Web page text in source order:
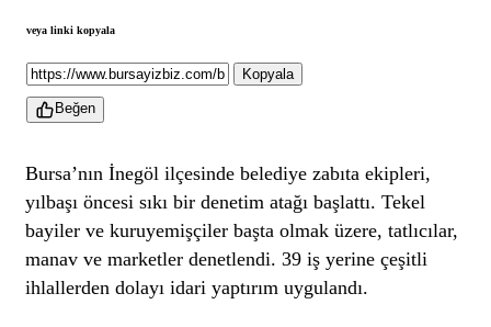
veya linki kopyala
Kopyala
Beğen
Bursa’nın İnegöl ilçesinde belediye zabıta ekipleri,
yılbaşı öncesi sıkı bir denetim atağı başlattı. Tekel
bayiler ve kuruyemişçiler başta olmak üzere, tatlıcılar,
manav ve marketler denetlendi. 39 iş yerine çeşitli
ihlallerden dolayı idari yaptırım uygulandı.